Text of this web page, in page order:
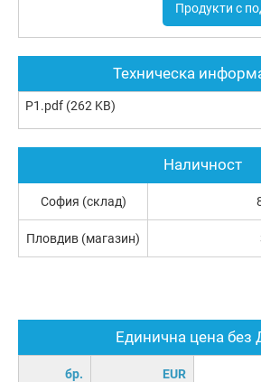
Продукти с
Техническа
P1.pdf (262 KB)
Единична цена
бр. EUR
Наличност
София (склад)
Пловдив (магазин)